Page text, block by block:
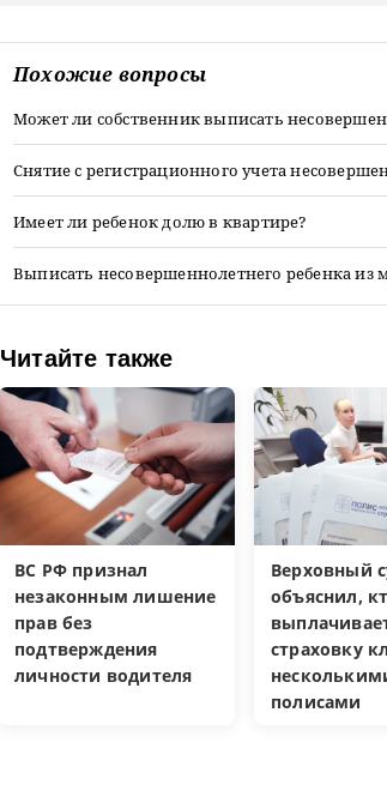
Похожие вопросы
Может ли собственник выписать
Снятие с регистрационного учета
Имеет ли ребенок долю в квартире?
Выписать несовершеннолетнего ребенка
Читайте также
ВС РФ признал
незаконным лишение
прав без
подтверждения
личности водителя
Верховный
объяснил,
страховку
полисами